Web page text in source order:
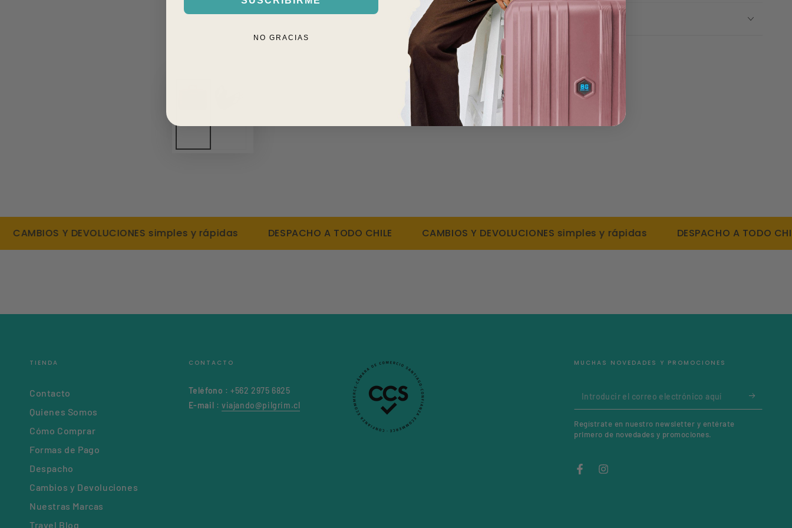
Fácil de limpiar, resistente al polvo y humedad.
Tamaño: 43 x 33 x 7 cms
Peso: 0,8 kgs
1 año de garantía
2. CAMBIOS Y DEVOLUCIONES
Y DEVOLUCIONES simples y rápidas DESPACHO A TODO CHILE CAMBIOS Y DEVOLUCIONES simples y rápidas DESPACHO A TODO CHILE
TIENDA
Contacto
Quienes Somos
Cómo Comprar
Formas de Pago
Despacho
Cambios y Devoluciones
Nuestras Marcas
Travel Blog
CONTACTO
Teléfono : +562 2975 6825
E-mail : viajando@pilgrim.cl
MUCHAS NOVEDADES Y PROMOCIONES
Introducir
el
correo
aquí
Regístrate en nuestro newsletter y entérate
primero de novedades y promociones.
FacebookInstagram
NO GRACIAS